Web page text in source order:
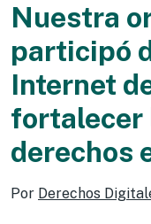
Nuestra
participó
Internet
fortalecer
derechos
Por Derechos